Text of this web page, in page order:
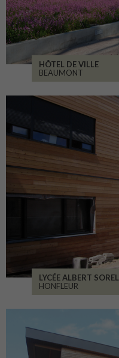
HÔTEL DE VILLE
BEAUMONT
LYCÉE ALBERT SOREL
HONFLEUR